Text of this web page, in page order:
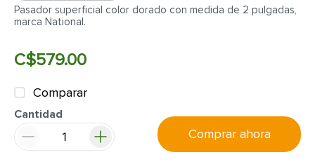
Pasador superficial color dorado con medida de 2 pulgadas,
marca National.
C$579.00
Comparar
Cantidad
Comprar ahora